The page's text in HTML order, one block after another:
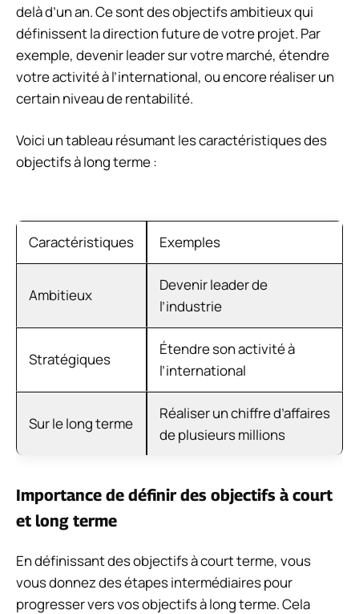
delà d’un an. Ce sont des objectifs ambitieux qui
définissent la direction future de votre projet. Par
exemple, devenir leader sur votre marché, étendre
votre activité à l’international, ou encore réaliser un
certain niveau de rentabilité.
Voici un tableau résumant les caractéristiques des
objectifs à long terme :
Caractéristiques Exemples
Ambitieux
Devenir leader de
l’industrie
Stratégiques
Étendre son activité à
l’international
Sur le long terme
Réaliser un chiffre d’affaires
de plusieurs millions
Importance de définir des objectifs à court
et long terme
En définissant des objectifs à court terme, vous
vous donnez des étapes intermédiaires pour
progresser vers vos objectifs à long terme. Cela